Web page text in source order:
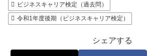
ビジネスキャリア検定（過去問）
令和1年度後期（ビジネスキャリア検定）
シェアする